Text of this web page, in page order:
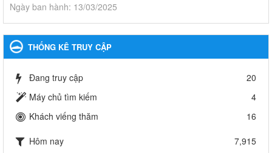
Ngày ban hành: 13/03/2025
Giáo dục và Đào tạo thành phố Bến Cát
Kế hoạch Phổ biến, giáo dục pháp luật năm 2025 của ngành
Ngày ban hành: 28/02/2025
vực giáo dục đào tạo thuộc hệ giáo dục quốc dân và cơ sở
và Đào tạo, Ủy ban nhân dân cấp huyện
THỐNG KÊ TRUY CẬP
Đang truy cập
20
Máy chủ tìm kiếm
4
Khách viếng thăm
16
Hôm nay
7,915